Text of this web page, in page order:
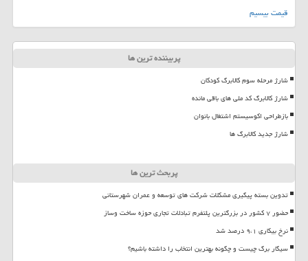
قیمت بیسیم
پربیننده ترین ها
شارژ مرحله سوم کالابرگ کودکان
شارژ کالابرگ کد ملی های باقی مانده
بازطراحی اکوسیستم اشتغال بانوان
شارژ جدید کالابرگ ها
پربحث ترین ها
تدوین بسته پیگیری مشکلات شرکت های توسعه و عمران شهرستانی
حضور ۷ کشور در بزرگترین پلتفرم تبادلات تجاری حوزه ساخت وساز
نرخ بیکاری ۹،۱ درصد شد
سیگار برگ چیست و چگونه بهترین انتخاب را داشته باشیم؟